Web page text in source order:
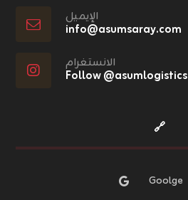
الإيميل
info@asumsaray.com
الانستغرام
Follow @asumlogistics
🔗
Goolge